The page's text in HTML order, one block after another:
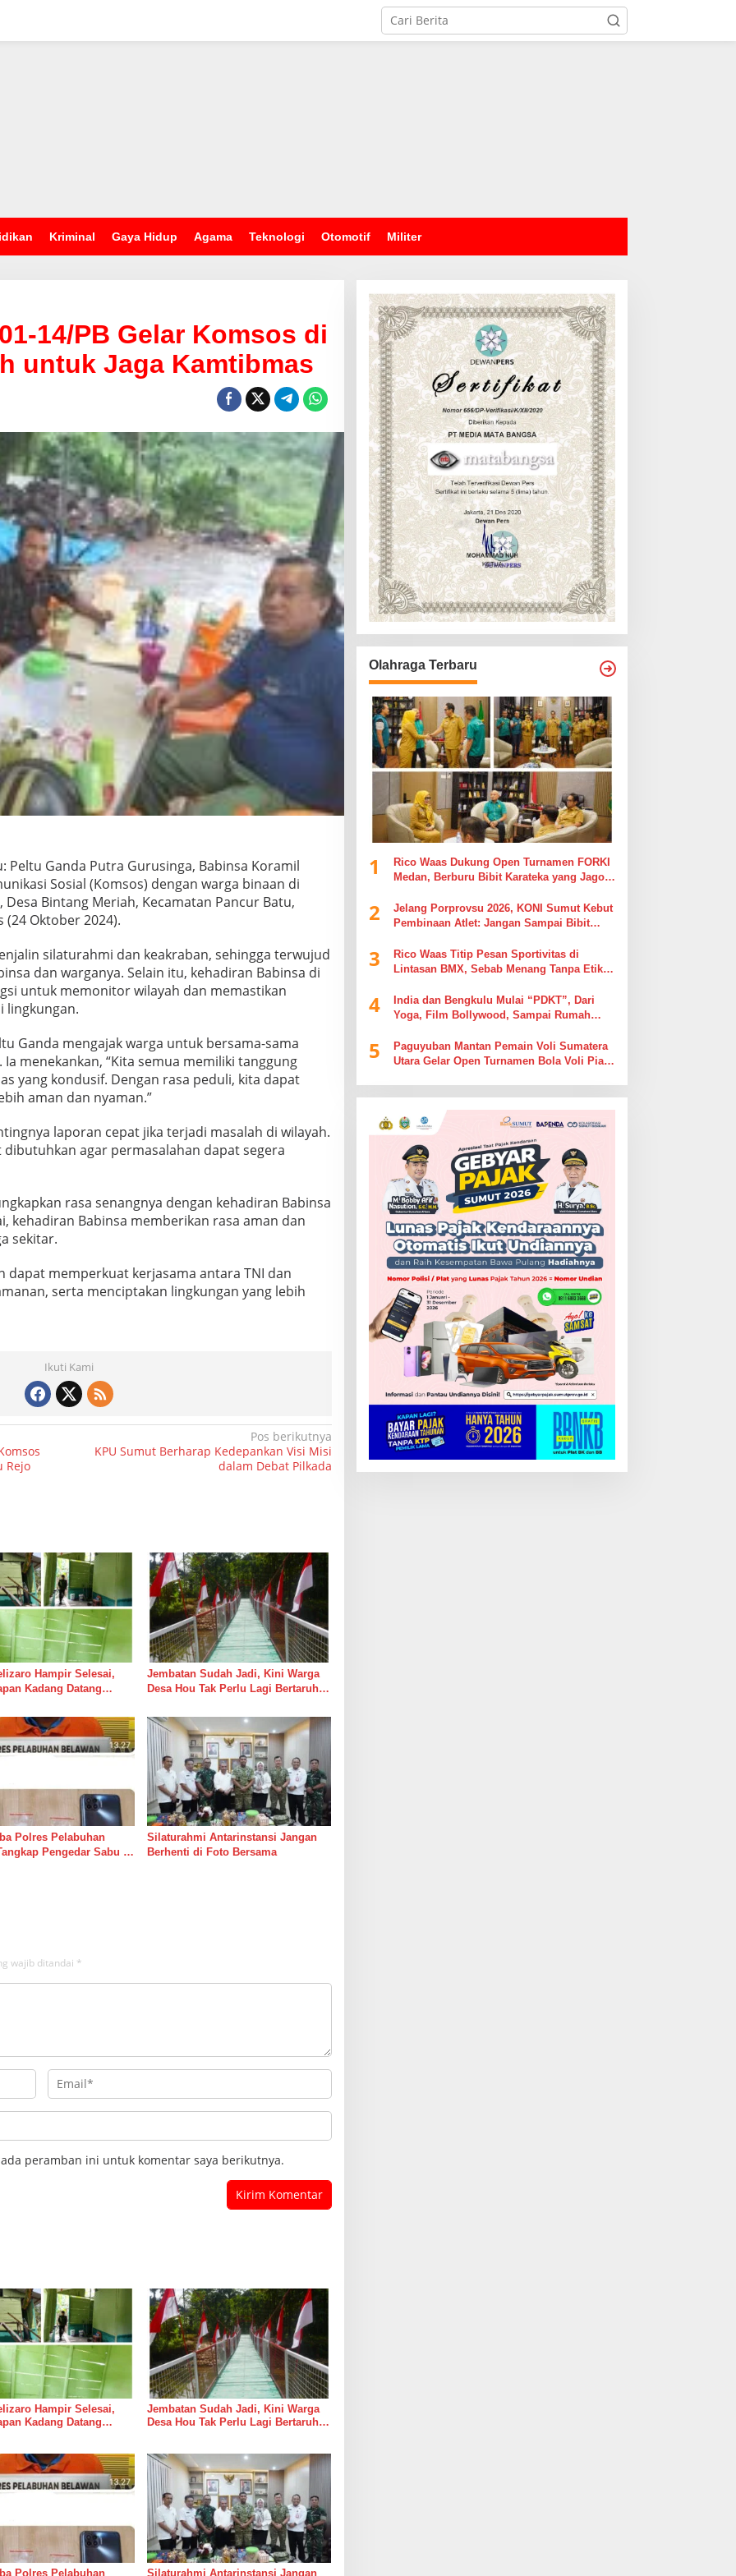
Kriminal Gaya Hidup Agama Teknologi Otomotif Militer
14/PB Gelar Komsos di
untuk Jaga Kamtibmas
Peltu Ganda Putra Gurusinga, Babinsa Koramil
Sosial (Komsos) dengan warga binaan di
Bintang Meriah, Kecamatan Pancur Batu,
Oktober 2024).
silaturahmi dan keakraban, sehingga terwujud
dan warganya. Selain itu, kehadiran Babinsa di
untuk memonitor wilayah dan memastikan
lingkungan.
Ganda mengajak warga untuk bersama-sama
menekankan, “Kita semua memiliki tanggung
yang kondusif. Dengan rasa peduli, kita dapat
aman dan nyaman.”
laporan cepat jika terjadi masalah di wilayah.
dibutuhkan agar permasalahan dapat segera
rasa senangnya dengan kehadiran Babinsa
kehadiran Babinsa memberikan rasa aman dan
sekitar.
dapat memperkuat kerjasama antara TNI dan
serta menciptakan lingkungan yang lebih
Ikuti Kami
Rejo
Pos berikutnya
KPU Sumut Berharap Kedepankan Visi Misi
dalam Debat Pilkada
Hampir Selesai,
Kadang Datang
Jembatan Sudah Jadi, Kini Warga
Desa Hou Tak Perlu Lagi Bertaruh
Polres Pelabuhan
Pengedar Sabu di
Silaturahmi Antarinstansi Jangan
Berhenti di Foto Bersama
wajib ditandai *
peramban ini untuk komentar saya berikutnya.
Hampir Selesai,
Kadang Datang
Jembatan Sudah Jadi, Kini Warga
Desa Hou Tak Perlu Lagi Bertaruh
Polres Pelabuhan Silaturahmi Antarinstansi Jangan
Olahraga Terbaru
1
Rico Waas Dukung Open Turnamen FORKI
Medan, Berburu Bibit Karateka yang Jago
Komentar
2
Jelang Porprovsu 2026, KONI Sumut Kebut
Pembinaan Atlet: Jangan Sampai Bibit
3
Rico Waas Titip Pesan Sportivitas di
Lintasan BMX, Sebab Menang Tanpa Etika
4
India dan Bengkulu Mulai “PDKT”, Dari
Yoga, Film Bollywood, Sampai Rumah
5
Paguyuban Mantan Pemain Voli Sumatera
Utara Gelar Open Turnamen Bola Voli Piala